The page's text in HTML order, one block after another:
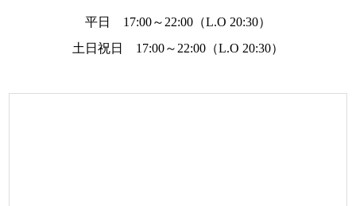
平日 17:00～22:00（L.O 20:30）
土日祝日 17:00～22:00（L.O 20:30）